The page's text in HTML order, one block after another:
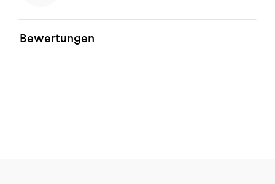
Bewertungen